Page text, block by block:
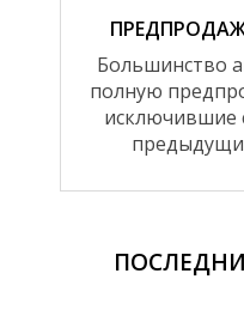
Большинство
полную
исключившие